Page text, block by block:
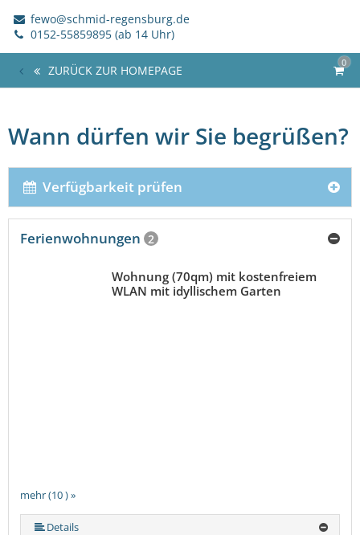
fewo@schmid-regensburg.de
0152-55859895 (ab 14 Uhr)
0
ZURÜCK ZUR HOMEPAGE
Wann dürfen wir Sie begrüßen?
Verfügbarkeit prüfen
Ferienwohnungen 2
mehr (10 ) »
mehr (10 ) »
mehr (10 ) »
mehr (10 ) »
mehr (10 ) »
mehr (10 ) »
mehr (10 ) »
Wohnung (70qm) mit kostenfreiem
WLAN mit idyllischem Garten
Details